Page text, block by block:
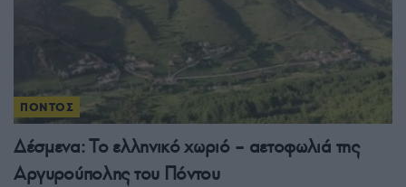
ΠΟΝΤΟΣ
Δέσμενα: Το ελληνικό χωριό – αετοφωλιά της
Αργυρούπολης του Πόντου